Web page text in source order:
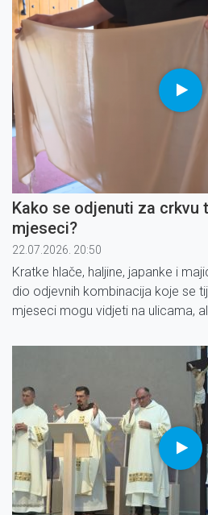
Kako se odjenuti za crkvu
mjeseci?
22.07.2026. 20:50
Kratke hlače, haljine, japanke i
dio odjevnih kombinacija koje se
mjeseci mogu vidjeti na ulicama,